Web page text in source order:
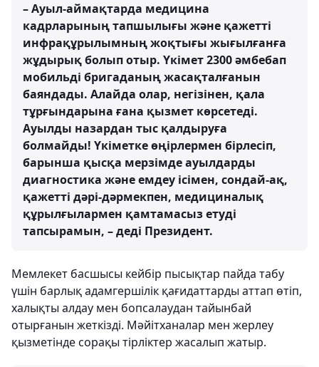
– Ауыл-аймақтарда медицина
кадрларының тапшылығы және қажетті
инфрақұрылымның жоқтығы жығылғанға
жұдырық болып отыр. Үкімет 2300 әмбебап
мобильді бригаданың жасақталғанын
баяндады. Алайда олар, негізінен, қала
тұрғындарына ғана қызмет көрсетеді.
Ауылды назардан тыс қалдыруға
болмайды! Үкіметке өңірлермен бірлесіп,
барынша қысқа мерзімде ауылдарды
диагностика және емдеу ісімен, сондай-ақ,
қажетті дәрі-дәрмекпен, медициналық
құрылғылармен қамтамасыз етуді
тапсырамын, – деді Президент.
Мемлекет басшысы кейбір пысықтар пайда табу
үшін барлық адамгершілік қағидаттарды аттап өтіп,
халықты алдау мен бопсалаудан тайынбай
отырғанын жеткізді. Мәйітханалар мен жерлеу
қызметінде сорақы тірліктер жасалып жатыр.